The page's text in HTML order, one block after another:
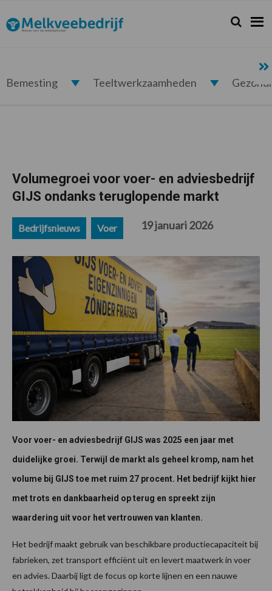
de
hoofdnavigatie
de
hoofd
de
eerste
de
voettekst
Melkveebedrijf.nl Zoeken...
Zoek
Bemesting Teeltwerkzaamheden
Volumegroei voor voer- en adviesbedrijf
GIJS ondanks teruglopende markt
Bedrijfsnieuws Voer 19 januari 2026
Voor voer- en adviesbedrijf GIJS was 2025 een jaar met
duidelijke groei. Terwijl de markt als geheel kromp, nam het
volume bij GIJS toe met ruim 27 procent. Het bedrijf kijkt hier
met trots en dankbaarheid op terug en spreekt zijn
waardering uit voor het vertrouwen van klanten.
Het bedrijf maakt gebruik van beschikbare productiecapaciteit bij
fabrieken, zet transport efficiënt uit en levert maatwerk in voer
en advies. Daarbij ligt de focus op korte lijnen en een nauwe